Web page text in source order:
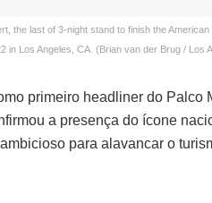
the last of 3-night stand to finish the
in Los Angeles, CA. (Brian van der Brug / Los
primeiro headliner do Palco
a presença do ícone
para alavancar o